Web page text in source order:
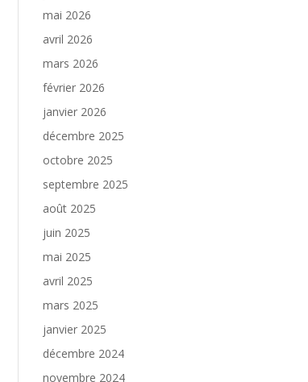
mai 2026
avril 2026
mars 2026
février 2026
janvier 2026
décembre 2025
octobre 2025
septembre 2025
août 2025
juin 2025
mai 2025
avril 2025
mars 2025
janvier 2025
décembre 2024
novembre 2024